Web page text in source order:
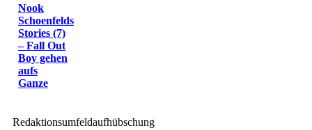
Nook
Schoenfelds
Stories (7)
– Fall Out
Boy gehen
aufs
Ganze
Redaktionsumfeldaufhübschung